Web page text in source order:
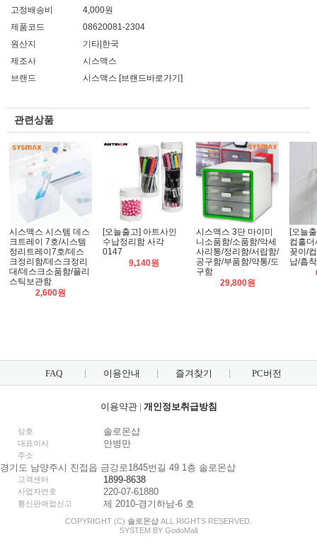
고정배송비
4,000원
제품코드
08620081-2304
원산지
기타|한국
제조사
시스맥스
브랜드
시스맥스 [브랜드바로가기]
관련상품
시스맥스 시스템 데스
크트레이 7호/시스템
정리트레이7호/데스
크정리함/데스크정리
대/데스크소품함/플리
스틱보관함
2,600원
[오늘출고] 아트사인
수납정리함 사각
0147
9,140원
시스맥스 3단 마이미
니소품함/소품함/악세
사리통/정리함/서랍함/
공구함/부품함/약통/도
구함
29,800원
[오늘
컵홀
꽂이/
납/흡
FAQ 이용안내 즐겨찾기 PC버전
이용약관| 개인정보취급방침
상호 솔로몬샵
대표이사 안병만
주소
경기도 남양주시 진접읍 금강로1845번길 49 1층 솔로몬샵
고객센터 1899-8638
사업자번호 220-07-61880
통신판매업신고 제 2010-경기하남-6 호
COPYRIGHT (C) 솔로몬샵 ALL RIGHTS RESERVED.
SYSTEM BY GodoMall